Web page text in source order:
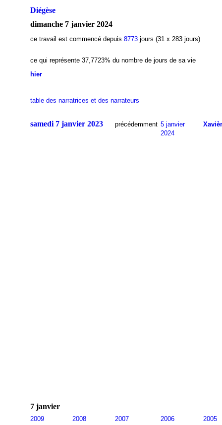
Diégèse
dimanche 7 janvier 2024
ce travail est commencé depuis 8773jours (31 x 283 jours)
ce qui représente 37,7723% du nombre de jours de sa vie
hier
table des narratrices et des narrateurs
samedi 7 janvier 2023 précédemment 5 janvier
2024
7 janvier
2009 2008 2007 2006
2005